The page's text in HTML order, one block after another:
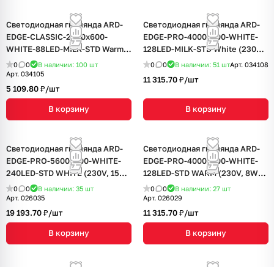
Светодиодная гирлянда ARD-
EDGE-CLASSIC-2400x600-
WHITE-88LED-MILK-STD Warm
(230V, 6W) (Ardecoled, IP65, 1
год)
0 0 В наличии: 100 шт
Арт. 034105
5 109.80 ₽/шт
В корзину
Светодиодная гирлянда ARD-
EDGE-PRO-4000x600-WHITE-
128LED-MILK-STD White (230V,
8W) (Ardecoled, IP65, 2 года)
0 0 В наличии: 51 штАрт. 034108
11 315.70 ₽/шт
В корзину
Светодиодная гирлянда ARD-
EDGE-PRO-5600x900-WHITE-
240LED-STD WHITE (230V, 15W)
(Ardecoled, IP65, 2 года)
0 0 В наличии: 35 шт
Арт. 026035
19 193.70 ₽/шт
В корзину
Светодиодная гирлянда ARD-
EDGE-PRO-4000x600-WHITE-
128LED-STD WARM (230V, 8W)
(Ardecoled, IP65, 2 года)
0 0 В наличии: 27 шт
Арт. 026029
11 315.70 ₽/шт
В корзину